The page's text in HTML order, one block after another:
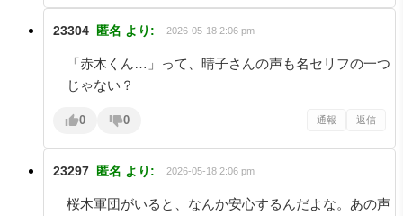
23304 匿名 より: 2026-05-18 2:06 pm
「赤木くん…」って、晴子さんの声も名セリフの一つ
じゃない？
0 0 通報 返信
23297 匿名 より: 2026-05-18 2:06 pm
桜木軍団がいると、なんか安心するんだよな。あの声